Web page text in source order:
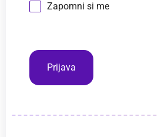
Zapomni si me
Prijava